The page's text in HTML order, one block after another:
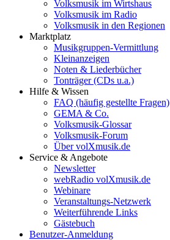
Volksmusik im Wirtshaus
Volksmusik im Radio
Volksmusik in den Regionen
Marktplatz
Musikgruppen-Vermittlung
Kleinanzeigen
Noten & Liederbücher
Tonträger (CDs u.a.)
Hilfe & Wissen
FAQ (häufig gestellte Fragen)
GEMA & Co.
Volksmusik-Glossar
Volksmusik-Forum
Über volXmusik.de
Service & Angebote
Newsletter
webRadio volXmusik.de
Webinare
Veranstaltungs-Netzwerk
Weiterführende Links
Gästebuch
Benutzer-Anmeldung